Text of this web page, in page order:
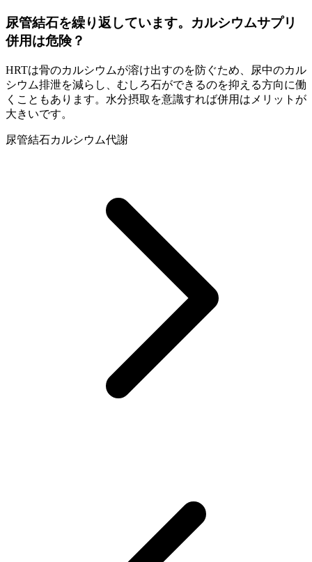
尿管結石を繰り返しています。カルシウムサプリ
併用は危険？
HRTは骨のカルシウムが溶け出すのを防ぐため、尿中のカル
シウム排泄を減らし、むしろ石ができるのを抑える方向に働
くこともあります。水分摂取を意識すれば併用はメリットが
大きいです。
尿管結石カルシウム代謝